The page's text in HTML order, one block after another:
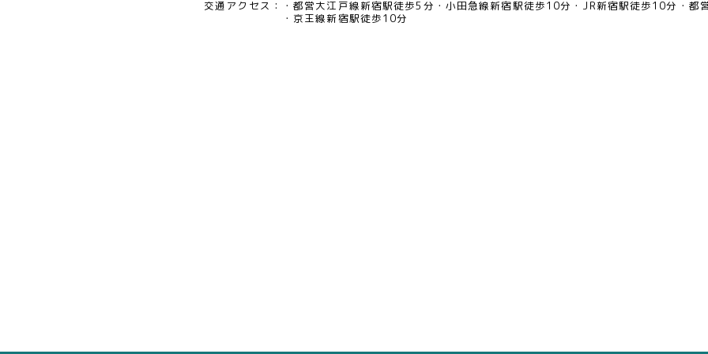
交通アクセス：
都営大江戸線新宿駅徒歩5分 小田急線新宿駅徒歩10分 JR新宿駅徒歩10分
都
京王線新宿駅徒歩10分